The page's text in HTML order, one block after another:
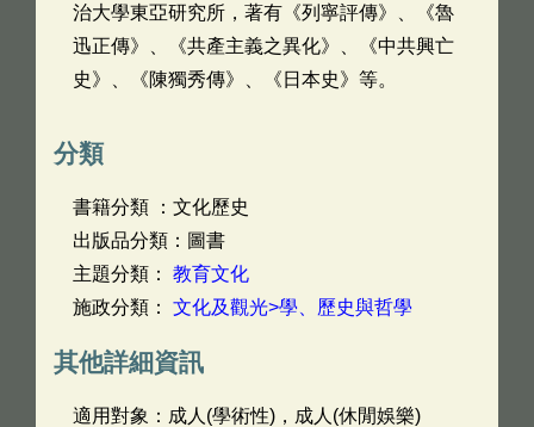
治大學東亞研究所，著有《列寧評傳》、《魯
迅正傳》、《共產主義之異化》、《中共興亡
史》、《陳獨秀傳》、《日本史》等。
分類
書籍分類 ：文化歷史
出版品分類：圖書
主題分類： 教育文化
施政分類： 文化及觀光>學、歷史與哲學
其他詳細資訊
適用對象：成人(學術性)，成人(休閒娛樂)